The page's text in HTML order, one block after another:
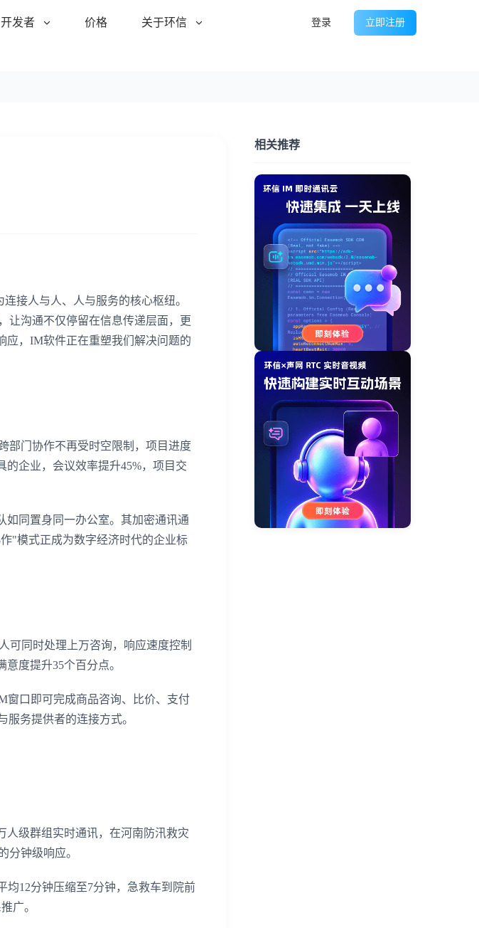
开发者 价格 关于环信 登录 立即注册
接人与人、人与服务的核心枢纽。
让沟通不仅停留在信息传递层面，更
应，IM软件正在重塑我们解决问题的
部门协作不再受时空限制，项目进度
企业，会议效率提升45%，项目交
如同置身同一办公室。其加密通讯通
"模式正成为数字经济时代的企业标
可同时处理上万咨询，响应速度控制
度提升35个百分点。
窗口即可完成商品咨询、比价、支付
务提供者的连接方式。
人级群组实时通讯，在河南防汛救灾
分钟级响应。
12分钟压缩至7分钟，急救车到院前
广。
相关推荐